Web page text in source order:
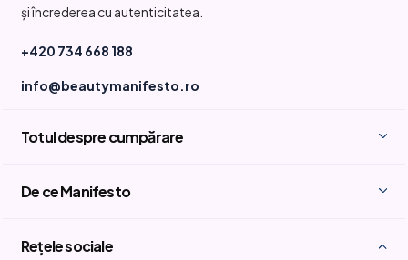
și încrederea cu autenticitatea.
+420 734 668 188
info@beautymanifesto.ro
Totul despre cumpărare
De ce Manifesto
Rețele sociale